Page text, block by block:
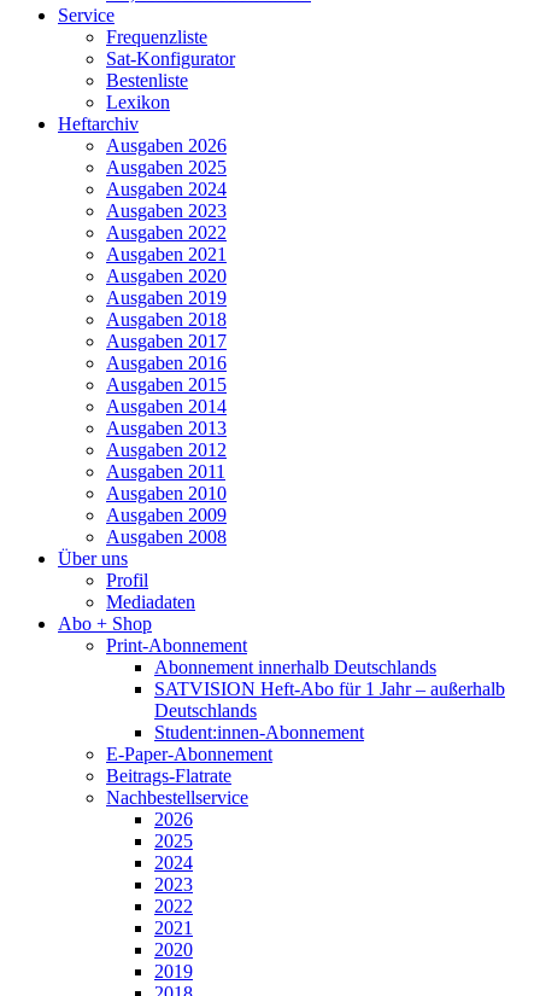
Service
Frequenzliste
Sat-Konfigurator
Bestenliste
Lexikon
Heftarchiv
Ausgaben 2026
Ausgaben 2025
Ausgaben 2024
Ausgaben 2023
Ausgaben 2022
Ausgaben 2021
Ausgaben 2020
Ausgaben 2019
Ausgaben 2018
Ausgaben 2017
Ausgaben 2016
Ausgaben 2015
Ausgaben 2014
Ausgaben 2013
Ausgaben 2012
Ausgaben 2011
Ausgaben 2010
Ausgaben 2009
Ausgaben 2008
Über uns
Profil
Mediadaten
Abo + Shop
Print-Abonnement
Abonnement innerhalb Deutschlands
SATVISION Heft-Abo für 1 Jahr – außerhalb
Deutschlands
Student:innen-Abonnement
E-Paper-Abonnement
Beitrags-Flatrate
Nachbestellservice
2026
2025
2024
2023
2022
2021
2020
2019